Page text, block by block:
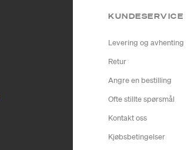
KUNDESERVICE
Levering og avhenting
Retur
Angre en bestilling
Ofte stillte spørsmål
Kontakt oss
Kjøbsbetingelser